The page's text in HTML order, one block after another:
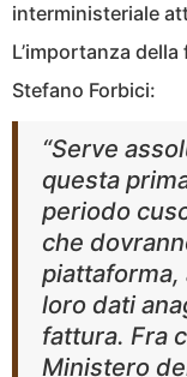
interministeriale
L’importanza
Stefano Forbici:
“Serve
questa
periodo
che
piattaforma,
loro dati
fattura. Fra
Ministero